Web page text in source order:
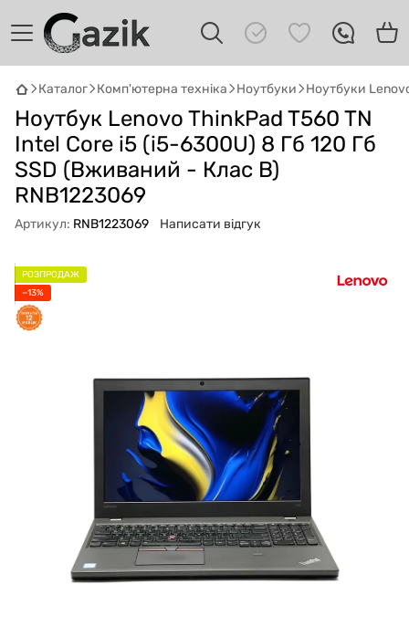
Каталог Комп'ютерна техніка Ноутбуки Ноутбуки
Ноутбук Lenovo ThinkPad T560 TN
Intel Core i5 (i5-6300U) 8 Гб 120 Гб
SSD (Вживаний - Клас B)
RNB1223069
Артикул: RNB1223069 Написати відгук
РОЗПРОДАЖ
−13%
GAZIK AI
Онлайн · пошук техніки
Привіт! 👋 Я Gazik AI — допоможу
підібрати вживану комп'ютерну техніку.
Що шукаєш?